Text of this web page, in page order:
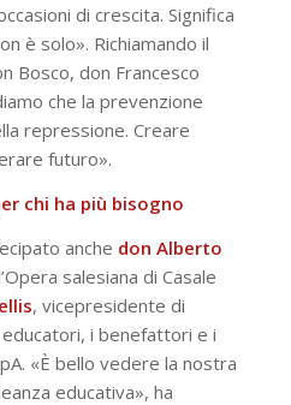
di crescita. Significa
è solo». Richiamando il
Bosco, don Francesco
che la prevenzione
repressione. Creare
futuro».
chi ha più bisogno
anche don Alberto
salesiana di Casale
, vicepresidente di
educatori, i benefattori e i
«È bello vedere la nostra
educativa», ha